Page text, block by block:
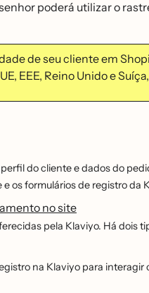
poderá utilizar o
de seu cliente em
EEE, Reino Unido e
do cliente e dados do
os formulários de registro da
no site
pela Klaviyo. Há dois
na Klaviyo para